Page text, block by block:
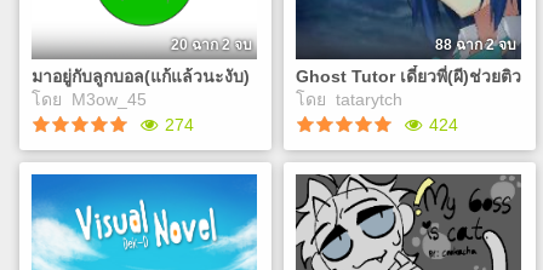
บางครั้งก็ชวนปวดหัว ไปพร้อม
Play
มาอยู่กับลูกบอล(แก้แล้วนะงับ)
โดย
M3ow_45
20 ฉาก 2 จบ
274
คุณแค่เดินอยู่ดีๆก็โดนทัค
ซังพามาหาอ้ายบอล
Ghost Tutor เดี๋ยวพี่(ผี)ช่วยติว
โดย tatarytch
88 ฉาก 2 จบ
424
Ghost Tutor เดี๋ยวพี่(ผี)ช่วย
ติว
เด็ก ม.4 คนหนึ่งสอบติด
โรงเรียนประจำชื่อดัง ต้องย้าย